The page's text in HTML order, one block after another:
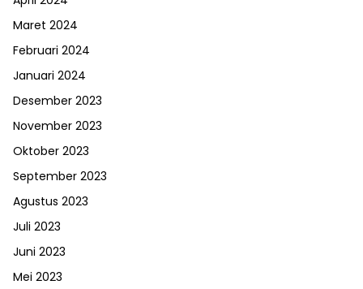
Maret 2024
Februari 2024
Januari 2024
Desember 2023
November 2023
Oktober 2023
September 2023
Agustus 2023
Juli 2023
Juni 2023
Mei 2023